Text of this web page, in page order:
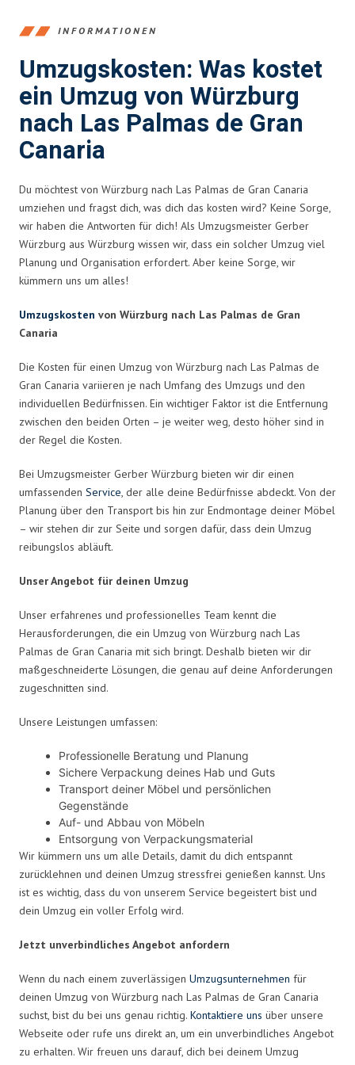
INFORMATIONEN
Umzugskosten: Was kostet
ein Umzug von Würzburg
nach Las Palmas de Gran
Canaria
Du möchtest von Würzburg nach Las Palmas de Gran Canaria
umziehen und fragst dich, was dich das kosten wird? Keine Sorge,
wir haben die Antworten für dich! Als Umzugsmeister Gerber
Würzburg aus Würzburg wissen wir, dass ein solcher Umzug viel
Planung und Organisation erfordert. Aber keine Sorge, wir
kümmern uns um alles!
Umzugskosten von Würzburg nach Las Palmas de Gran
Canaria
Die Kosten für einen Umzug von Würzburg nach Las Palmas de
Gran Canaria variieren je nach Umfang des Umzugs und den
individuellen Bedürfnissen. Ein wichtiger Faktor ist die Entfernung
zwischen den beiden Orten – je weiter weg, desto höher sind in
der Regel die Kosten.
Bei Umzugsmeister Gerber Würzburg bieten wir dir einen
umfassenden Service, der alle deine Bedürfnisse abdeckt. Von der
Planung über den Transport bis hin zur Endmontage deiner Möbel
– wir stehen dir zur Seite und sorgen dafür, dass dein Umzug
reibungslos abläuft.
Unser Angebot für deinen Umzug
Unser erfahrenes und professionelles Team kennt die
Herausforderungen, die ein Umzug von Würzburg nach Las
Palmas de Gran Canaria mit sich bringt. Deshalb bieten wir dir
maßgeschneiderte Lösungen, die genau auf deine Anforderungen
zugeschnitten sind.
Unsere Leistungen umfassen:
Professionelle Beratung und Planung
Sichere Verpackung deines Hab und Guts
Transport deiner Möbel und persönlichen
Gegenstände
Auf- und Abbau von Möbeln
Entsorgung von Verpackungsmaterial
Wir kümmern uns um alle Details, damit du dich entspannt
zurücklehnen und deinen Umzug stressfrei genießen kannst. Uns
ist es wichtig, dass du von unserem Service begeistert bist und
dein Umzug ein voller Erfolg wird.
Jetzt unverbindliches Angebot anfordern
Wenn du nach einem zuverlässigen Umzugsunternehmen für
deinen Umzug von Würzburg nach Las Palmas de Gran Canaria
suchst, bist du bei uns genau richtig. Kontaktiere uns über unsere
Webseite oder rufe uns direkt an, um ein unverbindliches Angebot
zu erhalten. Wir freuen uns darauf, dich bei deinem Umzug